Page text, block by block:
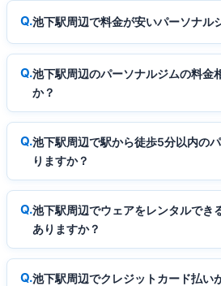
池下駅周辺で料金が安いパーソナル
池下駅周辺のパーソナルジムの料金
か？
池下駅周辺で駅から徒歩5分以内の
りますか？
池下駅周辺でウェアをレンタルでき
ありますか？
池下駅周辺でクレジットカード払い